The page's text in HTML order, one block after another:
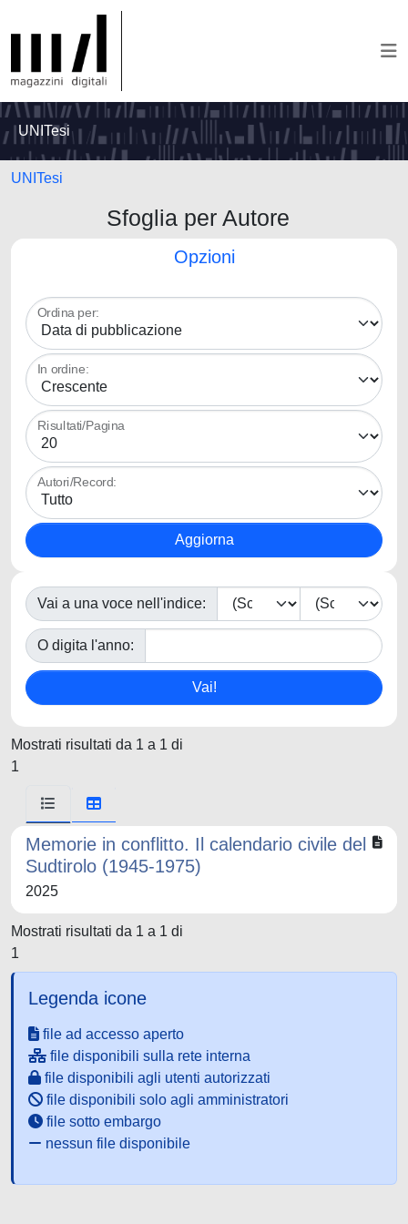
UNITesi
UNITesi
Sfoglia per Autore
Opzioni
Ordina per:
In ordine:
Risultati/Pagina
Autori/Record:
Vai a una voce nell'indice:
O digita l'anno:
Mostrati risultati da 1 a 1 di
1
Memorie in conflitto. Il calendario civile del
Sudtirolo (1945-1975)
2025
Mostrati risultati da 1 a 1 di
1
Legenda icone
file ad accesso aperto
file disponibili sulla rete interna
file disponibili agli utenti autorizzati
file disponibili solo agli amministratori
file sotto embargo
nessun file disponibile